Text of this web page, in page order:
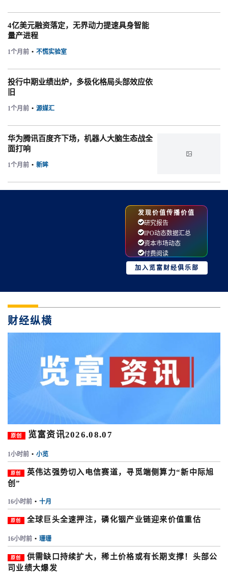
4亿美元融资落定，无界动力提速具身智能
量产进程
1个月前 • 不慌实验室
投行中期业绩出炉，多极化格局头部效应依
旧
1个月前 • 源媒汇
华为腾讯百度齐下场，机器人大脑生态战全
面打响
1个月前 • 新眸
发现价值传播价值
研究报告
IPO动态数据汇总
资本市场动态
付费阅读
加入览富财经俱乐部
财经纵横
原创 览富资讯2026.08.07
1小时前 • 小览
原创
英伟达强势切入电信赛道，寻觅端侧算力“新中际旭
创”
16小时前 • 十月
原创 全球巨头全速押注，磷化铟产业链迎来价值重估
16小时前 • 珊珊
原创
供需缺口持续扩大，稀土价格或有长期支撑！头部公
司业绩大爆发